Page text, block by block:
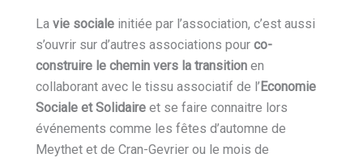
La vie sociale initiée par l’association, c’est aussi
s’ouvrir sur d’autres associations pour co-
construire le chemin vers la transition en
collaborant avec le tissu associatif de l’Economie
Sociale et Solidaire et se faire connaitre lors
événements comme les fêtes d’automne de
Meythet et de Cran-Gevrier ou le mois de